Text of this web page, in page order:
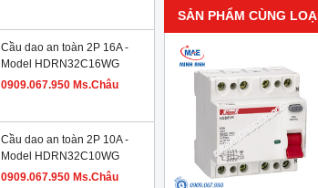
Cầu dao an toàn 2P 16A -
Model HDRN32C16WG
0909.067.950 Ms.Châu
Cầu dao an toàn 2P 10A -
Model HDRN32C10WG
0909.067.950 Ms.Châu
SẢN PHẨM CÙNG LOẠI